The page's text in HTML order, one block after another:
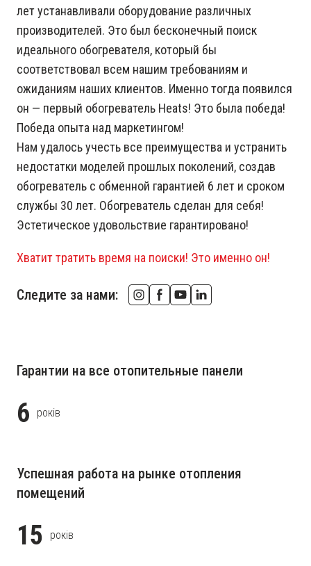
лет устанавливали оборудование различных
производителей. Это был бесконечный поиск
идеального обогревателя, который бы
соответствовал всем нашим требованиям и
ожиданиям наших клиентов. Именно тогда появился
он — первый обогреватель Heats! Это была победа!
Победа опыта над маркетингом!
Нам удалось учесть все преимущества и устранить
недостатки моделей прошлых поколений, создав
обогреватель с обменной гарантией 6 лет и сроком
службы 30 лет. Обогреватель сделан для себя!
Эстетическое удовольствие гарантировано!
Хватит тратить время на поиски! Это именно он!
Следите за нами:
Гарантии на все отопительные панели
6 років
Успешная работа на рынке отопления
помещений
15 років